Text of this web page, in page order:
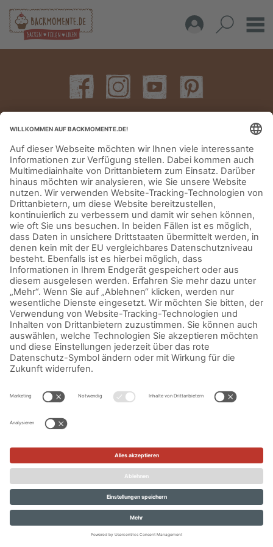
IMPRESSUM DATENSCHUTZERKLÄRUNG AGB KONTAKT
© Aurora Mühlen GmbH - Trettaustraße 49 – D-21107 Hamburg